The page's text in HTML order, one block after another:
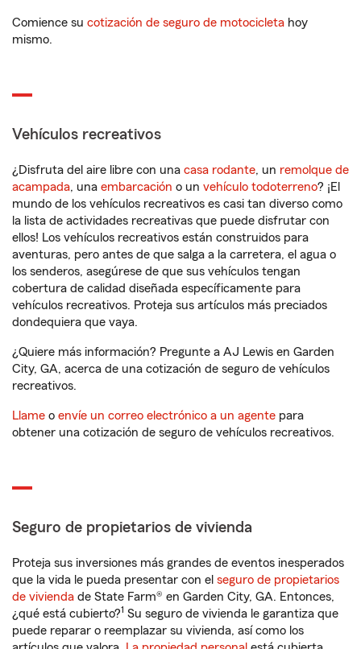
Comience su cotización de seguro de motocicleta hoy
mismo.
Vehículos recreativos
¿Disfruta del aire libre con una casa rodante, un remolque de
acampada, una embarcación o un vehículo todoterreno? ¡El
mundo de los vehículos recreativos es casi tan diverso como
la lista de actividades recreativas que puede disfrutar con
ellos! Los vehículos recreativos están construidos para
aventuras, pero antes de que salga a la carretera, el agua o
los senderos, asegúrese de que sus vehículos tengan
cobertura de calidad diseñada específicamente para
vehículos recreativos. Proteja sus artículos más preciados
dondequiera que vaya.
¿Quiere más información? Pregunte a AJ Lewis en Garden
City, GA, acerca de una cotización de seguro de vehículos
recreativos.
Llame o envíe un correo electrónico a un agente para
obtener una cotización de seguro de vehículos recreativos.
Seguro de propietarios de vivienda
Proteja sus inversiones más grandes de eventos inesperados
que la vida le pueda presentar con el seguro de propietarios
de vivienda de State Farm® en Garden City, GA. Entonces,
¿qué está cubierto?1 Su seguro de vivienda le garantiza que
puede reparar o reemplazar su vivienda, así como los